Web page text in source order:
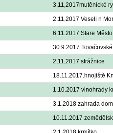
3,11,2017mutěnické
2.11.2017 Veseli n
6.11.2017 Stare
30.9.2017
2,11,2017 strážnice
18.11.2017.hnojiště
1.10.2017 vinohrady
3.1.2018 zahrada
10.11.2017